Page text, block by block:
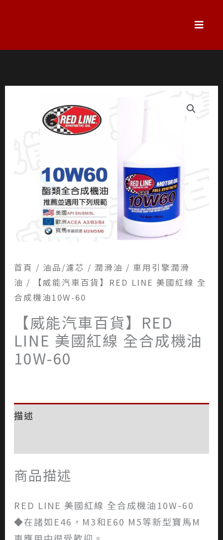
容
首頁 / 油品/濾芯 / 潤滑油 / 車用引擎潤滑
油 / 【威能汽車百貨】RED LINE 美國紅線 全
合成機油10W-60
【威能汽車百貨】RED
LINE 美國紅線 全合成機油
10W-60
描述
商品描述
RED LINE 美國紅線 全合成機油10W-60
◆在諸如E46，M3和E60 M5等新型寶馬M